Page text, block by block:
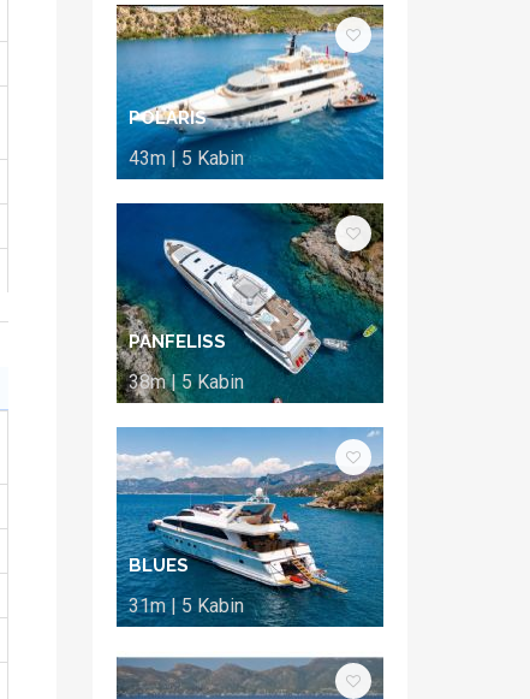
POLARIS
43m | 5 Kabin
PANFELISS
38m | 5 Kabin
BLUES
31m | 5 Kabin